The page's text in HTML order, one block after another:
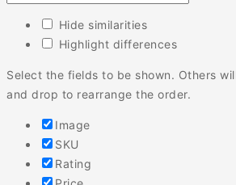
Hide similarities
Highlight differences
Select the fields to be shown. Others
and drop to rearrange the order.
Image
SKU
Rating